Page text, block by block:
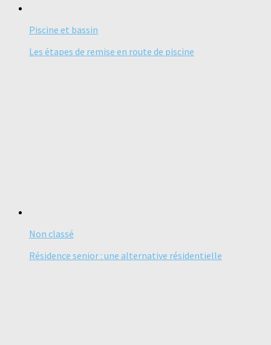
Piscine et bassin
Les étapes de remise en route de piscine
Non classé
Résidence senior : une alternative résidentielle